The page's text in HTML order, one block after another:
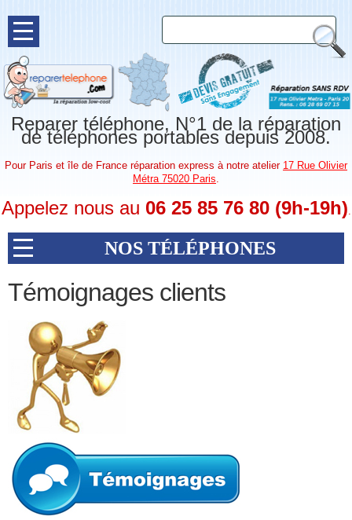
Reparer téléphone, N°1 de la réparation
de téléphones portables depuis 2008.
Pour Paris et île de France réparation express à notre atelier 17 Rue Olivier
Métra 75020 Paris.
Appelez nous au 06 25 85 76 80 (9h-19h)
NOS TÉLÉPHONES
Témoignages clients